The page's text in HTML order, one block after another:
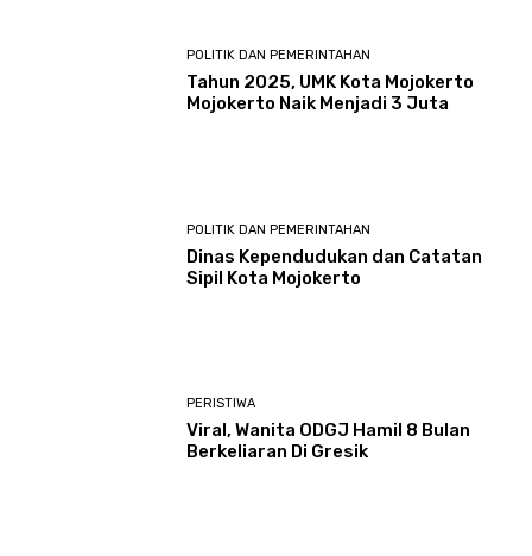
POLITIK DAN PEMERINTAHAN
Tahun 2025, UMK Kota Mojokerto
Mojokerto Naik Menjadi 3 Juta
POLITIK DAN PEMERINTAHAN
Dinas Kependudukan dan Catatan
Sipil Kota Mojokerto
PERISTIWA
Viral, Wanita ODGJ Hamil 8 Bulan
Berkeliaran Di Gresik